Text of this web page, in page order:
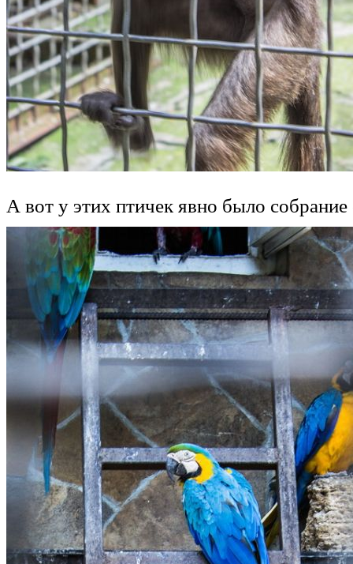
А вот у этих птичек явно было